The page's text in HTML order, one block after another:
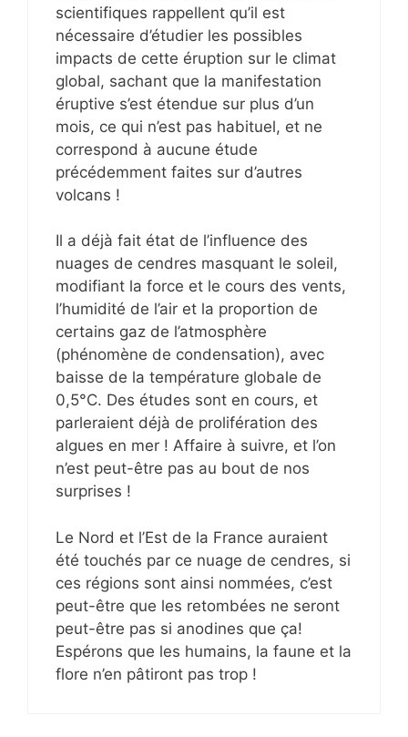
scientifiques rappellent qu’il est
nécessaire d’étudier les possibles
impacts de cette éruption sur le climat
global, sachant que la manifestation
éruptive s’est étendue sur plus d’un
mois, ce qui n’est pas habituel, et ne
correspond à aucune étude
précédemment faites sur d’autres
volcans !
Il a déjà fait état de l’influence des
nuages de cendres masquant le soleil,
modifiant la force et le cours des vents,
l’humidité de l’air et la proportion de
certains gaz de l’atmosphère
(phénomène de condensation), avec
baisse de la température globale de
0,5°C. Des études sont en cours, et
parleraient déjà de prolifération des
algues en mer ! Affaire à suivre, et l’on
n’est peut-être pas au bout de nos
surprises !
Le Nord et l’Est de la France auraient
été touchés par ce nuage de cendres, si
ces régions sont ainsi nommées, c’est
peut-être que les retombées ne seront
peut-être pas si anodines que ça!
Espérons que les humains, la faune et la
flore n’en pâtiront pas trop !